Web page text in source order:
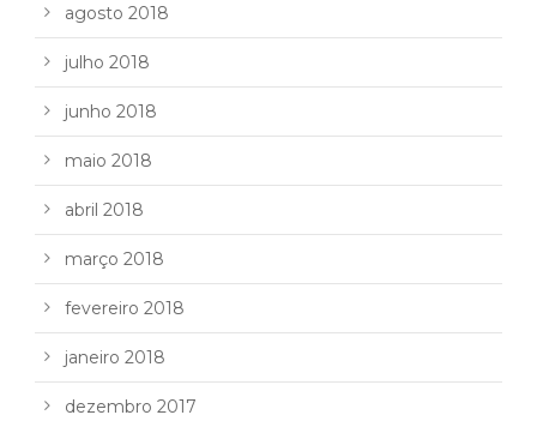
agosto 2018
julho 2018
junho 2018
maio 2018
abril 2018
março 2018
fevereiro 2018
janeiro 2018
dezembro 2017